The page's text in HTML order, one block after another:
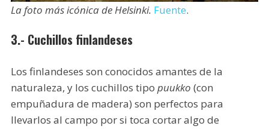
La foto más icónica de Helsinki. Fuente.
3.- Cuchillos finlandeses
Los finlandeses son conocidos amantes de la
naturaleza, y los cuchillos tipo puukko (con
empuñadura de madera) son perfectos para
llevarlos al campo por si toca cortar algo de